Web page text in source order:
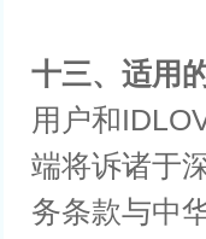
十三、适用
用户和
端将诉诸于
务条款与中